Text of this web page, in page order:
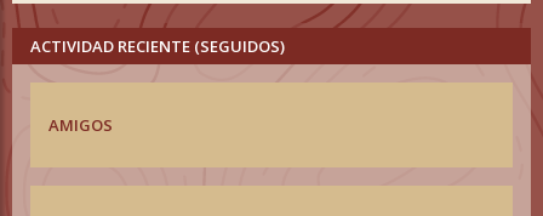
ACTIVIDAD RECIENTE (SEGUIDOS)
AMIGOS